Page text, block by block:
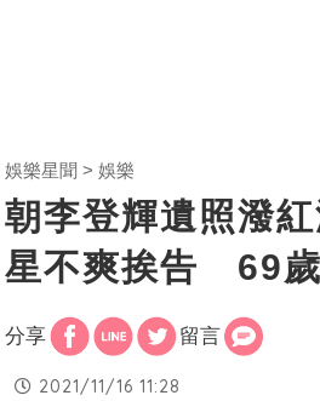
娛樂星聞 娛樂
朝李登輝遺照潑
星不爽挨告 69
分享 留言
2021/11/16 11:28